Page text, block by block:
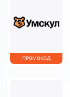
ПРОМОКОД